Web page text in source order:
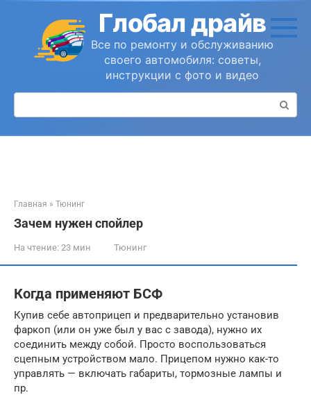
контенту
Глобал драйв
Все по ремонту и обслуживанию
своего автомобиля: советы,
инструкции с фото и видео
Поиск:
Главная » Тюнинг
Зачем нужен спойлер
На чтение: 23 мин Тюнинг
Когда применяют БСФ
Купив себе автоприцеп и предварительно установив
фаркоп (или он уже был у вас с завода), нужно их
соединить между собой. Просто воспользоваться
сцепным устройством мало. Прицепом нужно как-то
управлять — включать габариты, тормозные лампы и
пр.